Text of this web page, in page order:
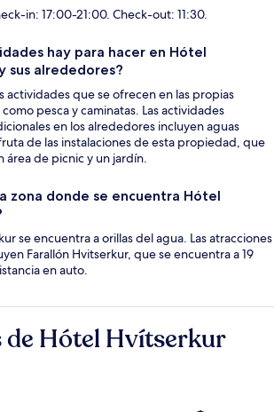
in: 17:00-21:00. Check-out: 11:30.
hay para hacer en Hótel
sus alrededores?
actividades que se ofrecen en las propias
pesca y caminatas. Las actividades
en los alrededores incluyen aguas
de las instalaciones de esta propiedad, que
área de picnic y un jardín.
zona donde se encuentra Hótel
se encuentra a orillas del agua. Las atracciones
Farallón Hvitserkur, que se encuentra a 19
en auto.
de Hótel Hvítserkur